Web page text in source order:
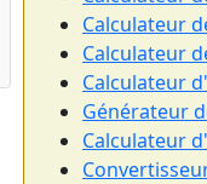
Calculateur
Calculateur
Calculateur
Générateur
Calculateur